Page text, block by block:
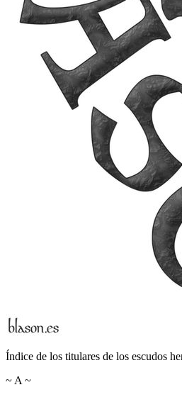
Índice de los titulares de los escudos
~ A ~